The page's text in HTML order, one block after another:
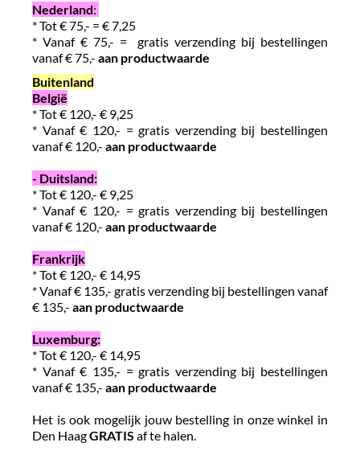
Nederland:
* Tot € 75,- = € 7,25
* Vanaf € 75,- = gratis verzending bij bestellingen
vanaf € 75,- aan productwaarde
Buitenland
België
* Tot € 120,- € 9,25
* Vanaf € 120,- = gratis verzending bij bestellingen
vanaf € 120,- aan productwaarde
- Duitsland:
* Tot € 120,- € 9,25
* Vanaf € 120,- = gratis verzending bij bestellingen
vanaf € 120,- aan productwaarde
Frankrijk
* Tot € 120,- € 14,95
* Vanaf € 135,- gratis verzending bij bestellingen vanaf
€ 135,- aan productwaarde
Luxemburg:
* Tot € 120,- € 14,95
* Vanaf € 135,- = gratis verzending bij bestellingen
vanaf € 135,- aan productwaarde
Het is ook mogelijk jouw bestelling in onze winkel in
Den HaagGRATIS af te halen.